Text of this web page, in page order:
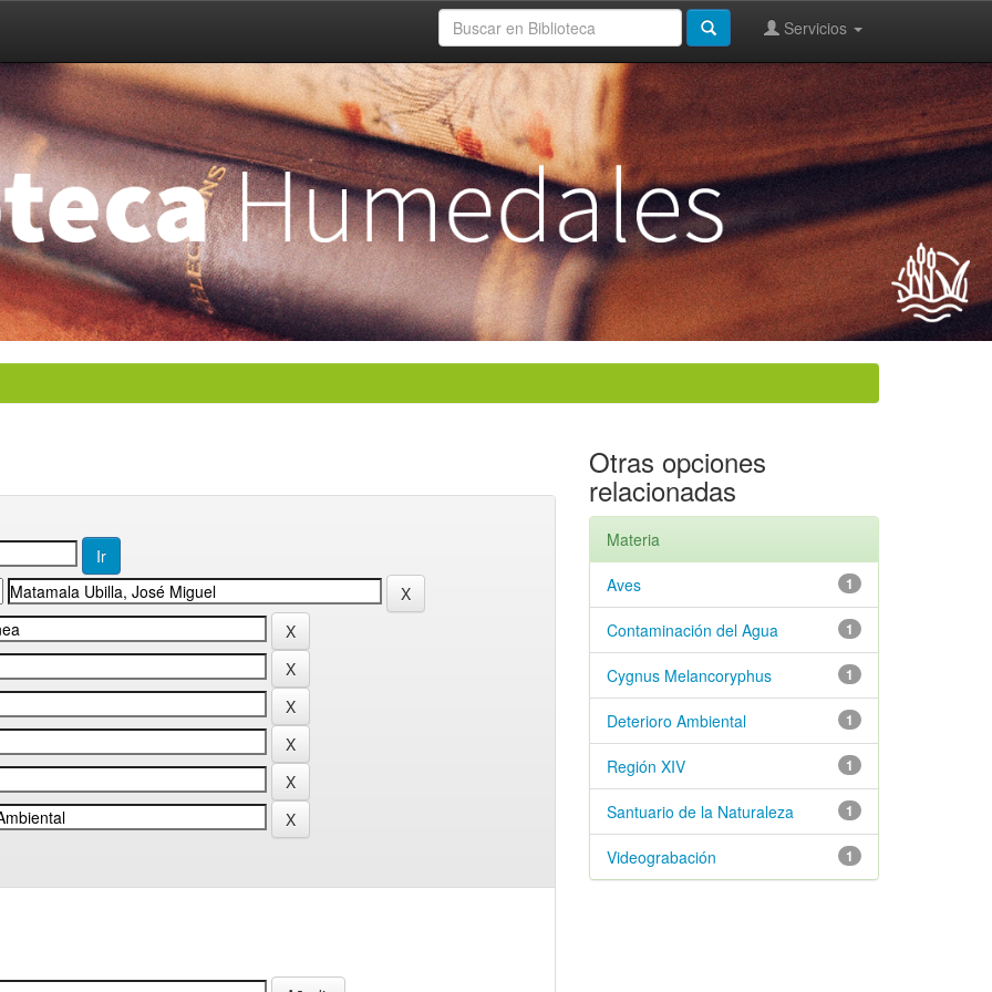
Servicios
Otras opciones
relacionadas
Materia
1
Aves
1
Contaminación del Agua
1
Cygnus Melancoryphus
1
Deterioro Ambiental
1
Región XIV
1
Santuario de la Naturaleza
1
Videograbación